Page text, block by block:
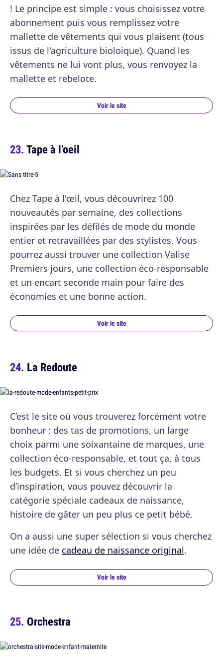
! Le principe est simple : vous choisissez votre
abonnement puis vous remplissez votre
mallette de vêtements qui vous plaisent (tous
issus de l'agriculture bioloique). Quand les
vêtements ne lui vont plus, vous renvoyez la
mallette et rebelote.
Voir le site
Tape à l’oeil
Chez Tape à l'œil, vous découvrirez 100
nouveautés par semaine, des collections
inspirées par les défilés de mode du monde
entier et retravaillées par des stylistes. Vous
pourrez aussi trouver une collection Valise
Premiers jours, une collection éco-responsable
et un encart seconde main pour faire des
économies et une bonne action.
Voir le site
La Redoute
C’est le site où vous trouverez forcément votre
bonheur : des tas de promotions, un large
choix parmi une soixantaine de marques, une
collection éco-responsable, et tout ça, à tous
les budgets. Et si vous cherchez un peu
d’inspiration, vous pouvez découvrir la
catégorie spéciale cadeaux de naissance,
histoire de gâter un peu plus ce petit bébé.
On a aussi une super sélection si vous cherchez
une idée de cadeau de naissance original.
Voir le site
Orchestra